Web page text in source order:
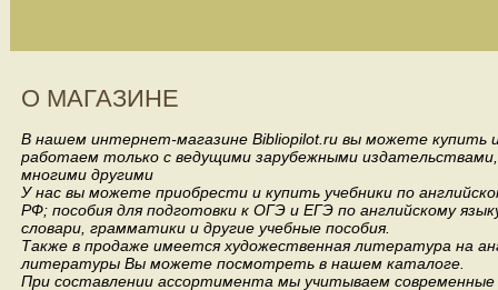
О МАГАЗИНЕ
В нашем интернет-магазине Bibliopilot.ru вы можете купить
работаем только с ведущими зарубежными издательствами,
многими другими
У нас вы можете приобрести и купить учебники по
РФ; пособия для подготовки к ОГЭ и ЕГЭ по английскому
словари, грамматики и другие учебные пособия.
Также в продаже имеется художественная литература на
литературы Вы можете посмотреть в нашем каталоге.
При составлении ассортимента мы учитываем